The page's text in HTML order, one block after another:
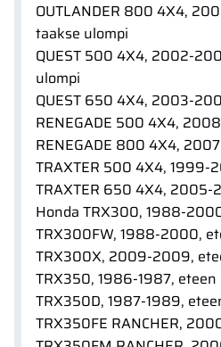
OUTLANDER 800 4X4,
taakse ulompi
QUEST 500 4X4, 2002-
ulompi
QUEST 650 4X4, 2003-
RENEGADE 500 4X4,
RENEGADE 800 4X4,
TRAXTER 500 4X4, 1999-
TRAXTER 650 4X4, 2005-
Honda TRX300, 1988-
TRX300FW, 1988-2000,
TRX300X, 2009-2009,
TRX350, 1986-1987, eteen
TRX350D, 1987-1989,
TRX350FE RANCHER,